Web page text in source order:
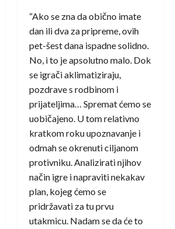
“Ako se zna da obično imate
dan ili dva za pripreme, ovih
pet-šest dana ispadne solidno.
No, i to je apsolutno malo. Dok
se igrači aklimatiziraju,
pozdrave s rodbinom i
prijateljima… Spremat ćemo se
uobičajeno. U tom relativno
kratkom roku upoznavanje i
odmah se okrenuti ciljanom
protivniku. Analizirati njihov
način igre i napraviti nekakav
plan, kojeg ćemo se
pridržavati za tu prvu
utakmicu. Nadam se da će to